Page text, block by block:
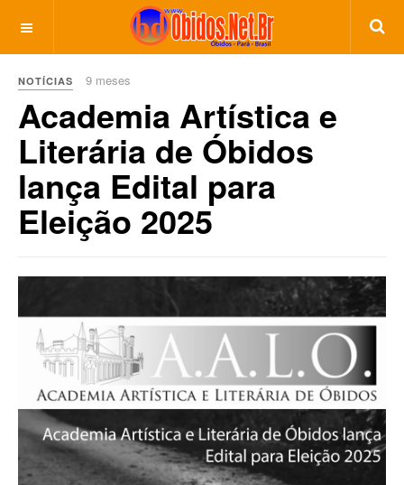
NOTÍCIAS 9 meses
Academia Artística e
Literária de Óbidos
lança Edital para
Eleição 2025